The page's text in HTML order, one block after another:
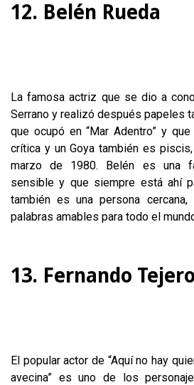
12. Belén Rueda
La famosa actriz que se dio a
Serrano y realizó después papeles
que ocupó en “Mar Adentro” y
crítica y un Goya también es
marzo de 1980. Belén es una
sensible y que siempre está ahí
también es una persona
palabras amables para todo el
13. Fernando Tejero
El popular actor de “Aquí no hay
avecina” es uno de los